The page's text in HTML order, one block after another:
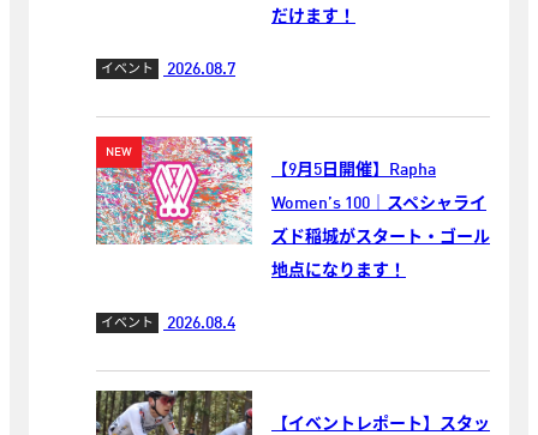
だけます！
イベント 2026.08.7
【9月5日開催】Rapha
Women’s 100｜スペシャライ
ズド稲城がスタート・ゴール
地点になります！
イベント 2026.08.4
【イベントレポート】スタッ